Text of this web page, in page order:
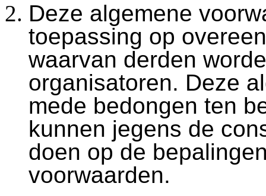
Deze algemene
toepassing op
waarvan derden
organisatoren. Deze
mede bedongen ten
kunnen jegens de
doen op de
voorwaarden.